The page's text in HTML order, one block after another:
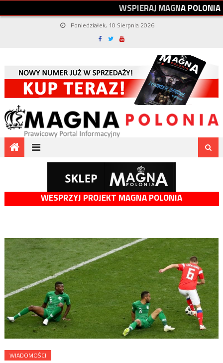
WSPIERAJMAGNAPOLONIA
Poniedziałek, 10 Sierpnia 2026
WESPRZYJ PROJEKT MAGNA POLONIA
WIADOMOŚCI